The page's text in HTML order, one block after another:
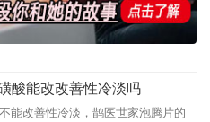
酸能改改善性冷淡吗
改善性冷淡，鹊医世家泡腾片的